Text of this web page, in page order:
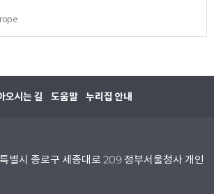
오시는 길 도움말 누리집 안내
별시 종로구 세종대로 209 정부서울청사 개인